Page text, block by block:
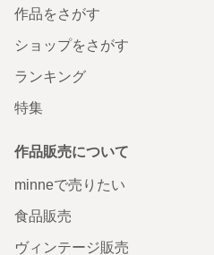
作品をさがす
ショップをさがす
ランキング
特集
作品販売について
minneで売りたい
食品販売
ヴィンテージ販売